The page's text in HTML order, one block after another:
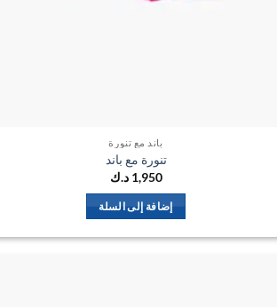
باند مع تنورة
تنورة مع باند
1,950 د.ك
إضافة إلى السلة